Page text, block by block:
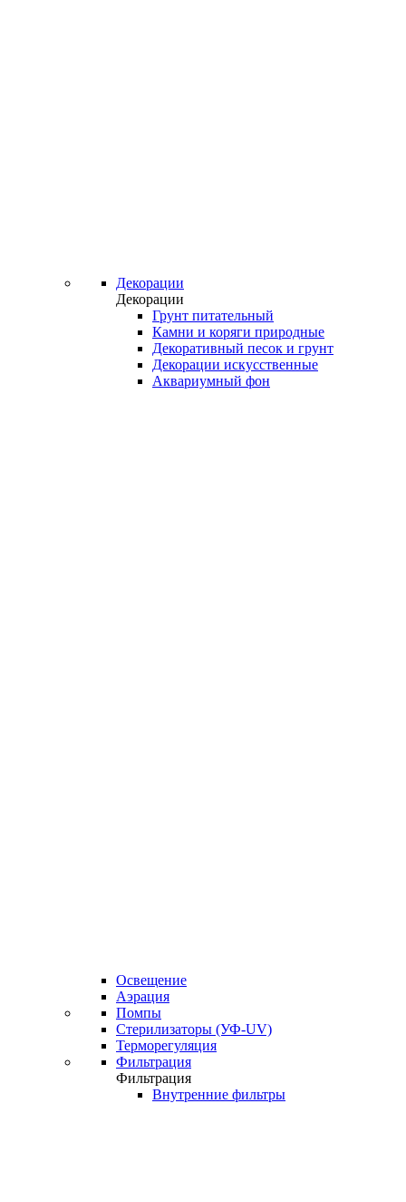
Декорации
Декорации
Грунт питательный
Камни и коряги природные
Декоративный песок и грунт
Декорации искусственные
Аквариумный фон
Освещение
Аэрация
Помпы
Стерилизаторы (УФ-UV)
Терморегуляция
Фильтрация
Фильтрация
Внутренние фильтры